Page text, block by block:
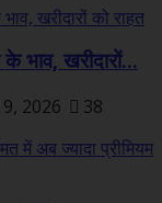
भाव, खरीदारों...
9, 2026 38